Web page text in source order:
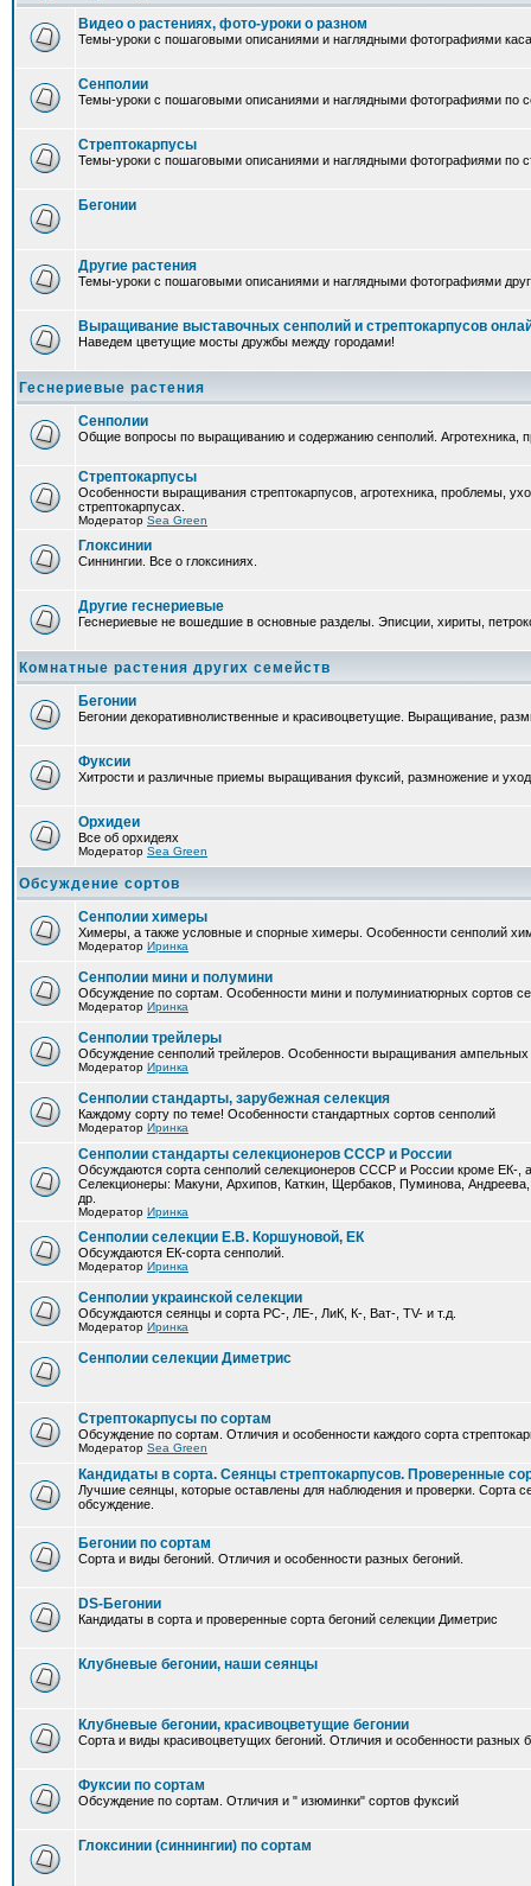
Видео о растениях, фото-уроки о разном
Темы-уроки с пошаговыми описаниями и наглядными фотографиями
Сенполии
Темы-уроки с пошаговыми описаниями и наглядными фотографиями по
Стрептокарпусы
Темы-уроки с пошаговыми описаниями и наглядными фотографиями по
Бегонии
Другие растения
Темы-уроки с пошаговыми описаниями и наглядными фотографиями
Выращивание выставочных сенполий и стрептокарпусов
Наведем цветущие мосты дружбы между городами!
Геснериевые растения
Сенполии
Общие вопросы по выращиванию и содержанию сенполий. Агротехника,
Стрептокарпусы
Особенности выращивания стрептокарпусов, агротехника, проблемы,
стрептокарпусах.
Модератор Sea Green
Глоксинии
Синнингии. Все о глоксиниях.
Другие геснериевые
Геснериевые не вошедшие в основные разделы. Эписции, хириты,
Комнатные растения других семейств
Бегонии
Бегонии декоративнолиственные и красивоцветущие. Выращивание,
Фуксии
Хитрости и различные приемы выращивания фуксий, размножение и
Орхидеи
Все об орхидеях
Модератор Sea Green
Обсуждение сортов
Сенполии химеры
Химеры, а также условные и спорные химеры. Особенности сенполий
Модератор Иринка
Сенполии мини и полумини
Обсуждение по сортам. Особенности мини и полуминиатюрных сортов
Модератор Иринка
Сенполии трейлеры
Обсуждение сенполий трейлеров. Особенности выращивания
Модератор Иринка
Сенполии стандарты, зарубежная селекция
Каждому сорту по теме! Особенности стандартных сортов сенполий
Модератор Иринка
Сенполии стандарты селекционеров СССР и России
Обсуждаются сорта сенполий селекционеров СССР и России кроме ЕК-,
Селекционеры: Макуни, Архипов, Каткин, Щербаков, Пуминова,
др.
Модератор Иринка
Сенполии селекции Е.В. Коршуновой, ЕК
Обсуждаются ЕК-сорта сенполий.
Модератор Иринка
Сенполии украинской селекции
Обсуждаются сеянцы и сорта РС-, ЛЕ-, ЛиК, К-, Ват-, TV- и т.д.
Модератор Иринка
Сенполии селекции Диметрис
Стрептокарпусы по сортам
Обсуждение по сортам. Отличия и особенности каждого сорта
Модератор Sea Green
Кандидаты в сорта. Сеянцы стрептокарпусов. Проверенные
Лучшие сеянцы, которые оставлены для наблюдения и проверки. Сорта
обсуждение.
Бегонии по сортам
Сорта и виды бегоний. Отличия и особенности разных бегоний.
DS-Бегонии
Кандидаты в сорта и проверенные сорта бегоний селекции Диметрис
Клубневые бегонии, наши сеянцы
Клубневые бегонии, красивоцветущие бегонии
Сорта и виды красивоцветущих бегоний. Отличия и особенности разных
Фуксии по сортам
Обсуждение по сортам. Отличия и " изюминки" сортов фуксий
Глоксинии (синнингии) по сортам